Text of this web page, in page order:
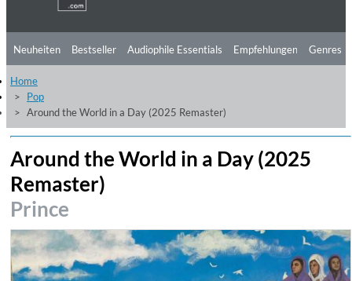
Neuheiten Bestseller Audiophile Essentials Empfehlungen
Hörtipps
Videos
Genres
Home
Pop
Around the World in a Day (2025 Remaster)
Around the World in a Day (2025
Remaster)
Prince